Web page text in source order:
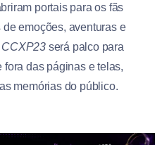
portais para os fãs
emoções, aventuras e
CCXP23 será palco para
das páginas e telas,
memórias do público.